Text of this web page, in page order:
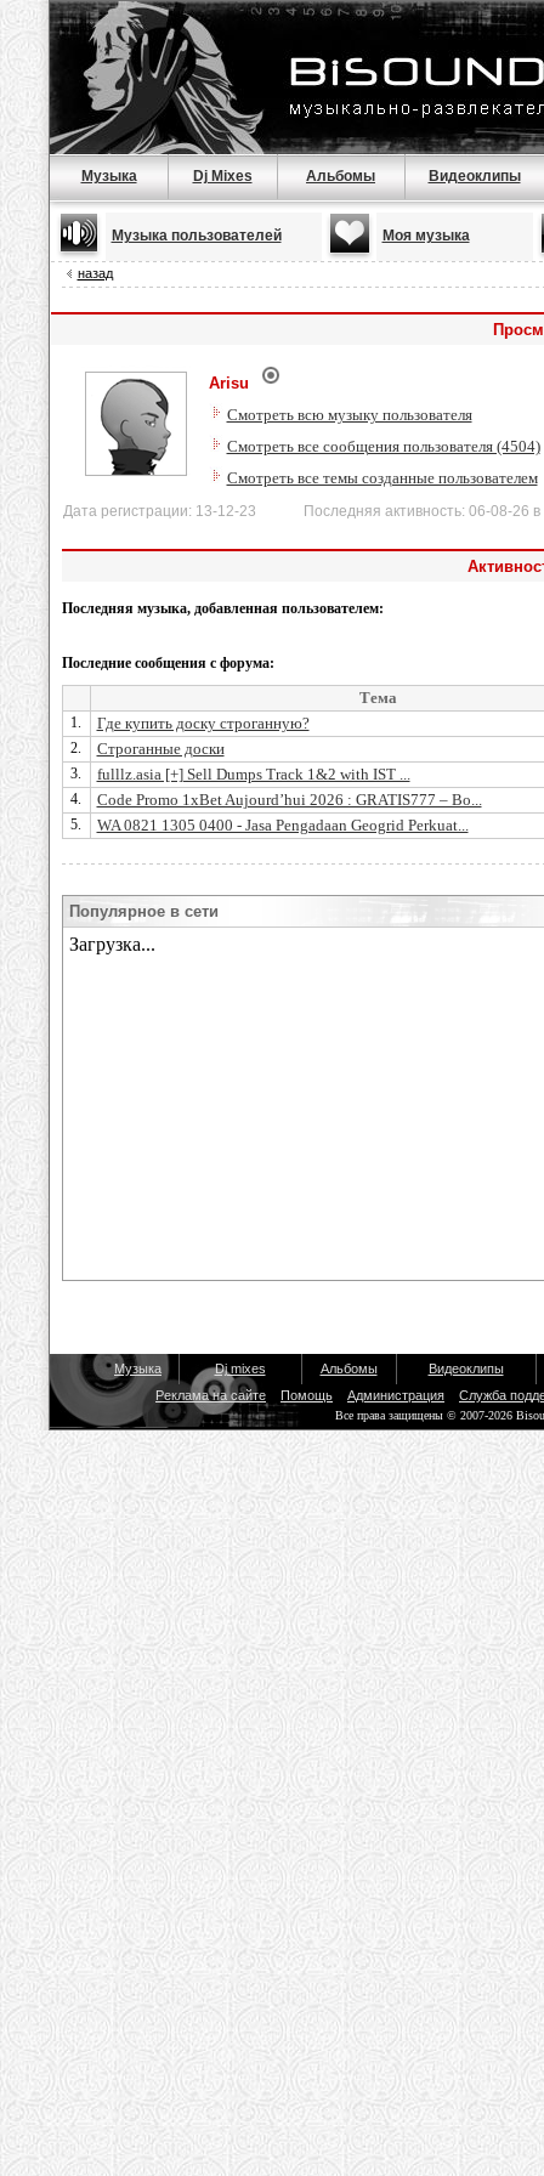
Музыка Dj Mixes Альбомы Видеоклипы
Музыка пользователей Моя музыка
назад
Arisu
Смотреть всю музыку пользователя
Смотреть все сообщения пользователя (4504)
Смотреть все темы созданные пользователем
Дата регистрации: 13-12-23 Последняя активность: 06-08-26 в
Последняя музыка, добавленная пользователем:
Последние сообщения с форума:
Тема
1. Где купить доску строганную?
2. Строганные доски
3. fulllz.asia [+] Sell Dumps Track 1&2 with IST ...
4. Code Promo 1xBet Aujourd’hui 2026 : GRATIS777 – Bo...
5. WA 0821 1305 0400 - Jasa Pengadaan Geogrid Perkuat...
Популярное в сети
Музыка Dj mixes Альбомы
Видеоклипы
Реклама на сайте
Помощь Администрация Служба
Все права защищены © 2007-2026